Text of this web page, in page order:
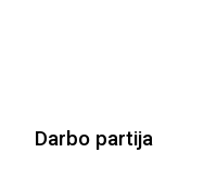
Darbo partija